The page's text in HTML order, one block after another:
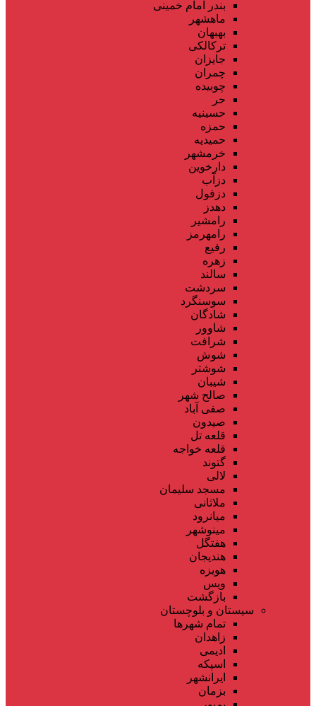
بندر امام خمینی
ماهشهر
بهبهان
ترکالکی
جایزان
چمران
چوبیده
حر
حسینیه
حمزه
حمیدیه
خرمشهر
دارخوین
دزآب
دزفول
دهدز
رامشیر
رامهرمز
رفیع
زهره
سالند
سردشت
سوسنگرد
شادگان
شاوور
شرافت
شوش
شوشتر
شیبان
صالح شهر
صفی آباد
صیدون
قلعه تل
قلعه خواجه
گتوند
لالی
مسجد سلیمان
ملاثانی
میانرود
مینوشهر
هفتگل
هندیجان
هویزه
ویس
بازگشت
سیستان و بلوچستان
تمام شهر‌ها
زاهدان
ادیمی
اسپکه
ایرانشهر
بزمان